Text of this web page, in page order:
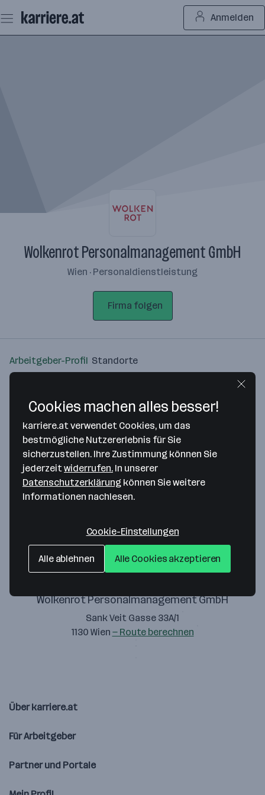
Seiteninhalt
springen
Anmelden
Wolkenrot Personalmanagement GmbH
Wien · Personaldienstleistung
Firma folgen
Arbeitgeber-Profil Standorte
Bitte stimme unseren Cookie-
Richtlinien zu, um diese Karte
anzuzeigen.
Wolkenrot Personalmanagement GmbH
Sank Veit Gasse 33A/1
1130 Wien — Route berechnen
Über karriere.at
Für Arbeitgeber
Partner und Portale
Cookies machen alles besser!
karriere.at verwendet Cookies, um das
bestmögliche Nutzererlebnis für Sie
sicherzustellen. Ihre Zustimmung können Sie
jederzeitwiderrufen. In unserer
Datenschutzerklärung können Sie weitere
Informationen nachlesen.
Cookie-Einstellungen
Alle ablehnen Alle Cookies akzeptieren